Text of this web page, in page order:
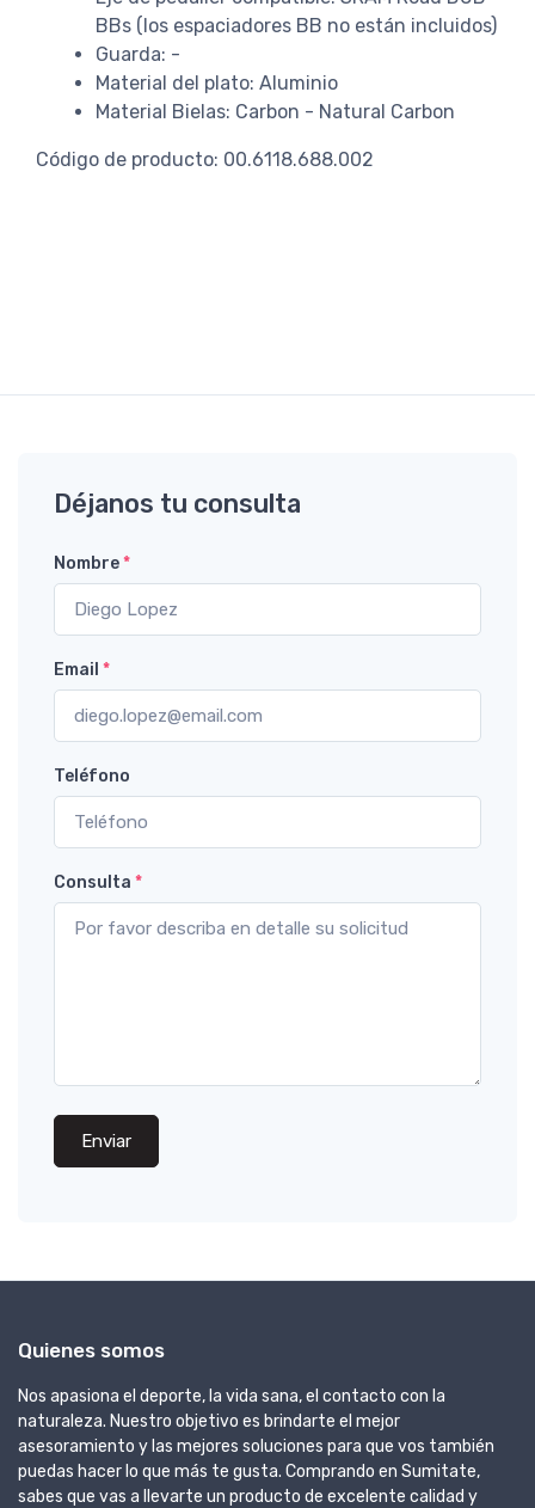
BBs (los espaciadores BB no están incluidos)
Guarda: -
Material del plato: Aluminio
Material Bielas: Carbon - Natural Carbon
Código de producto: 00.6118.688.002
Déjanos tu consulta
Nombre*
Email *
Teléfono
Consulta *
Enviar
Quienes somos
Nos apasiona el deporte, la vida sana, el contacto con la
naturaleza. Nuestro objetivo es brindarte el mejor
asesoramiento y las mejores soluciones para que vos también
puedas hacer lo que más te gusta. Comprando en Sumitate,
sabes que vas a llevarte un producto de excelente calidad y